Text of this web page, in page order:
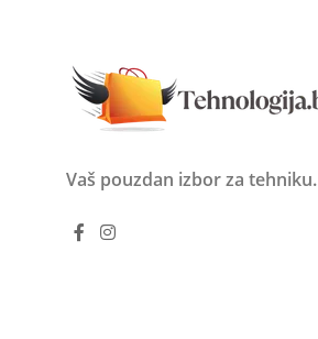
Vaš pouzdan izbor za tehniku.